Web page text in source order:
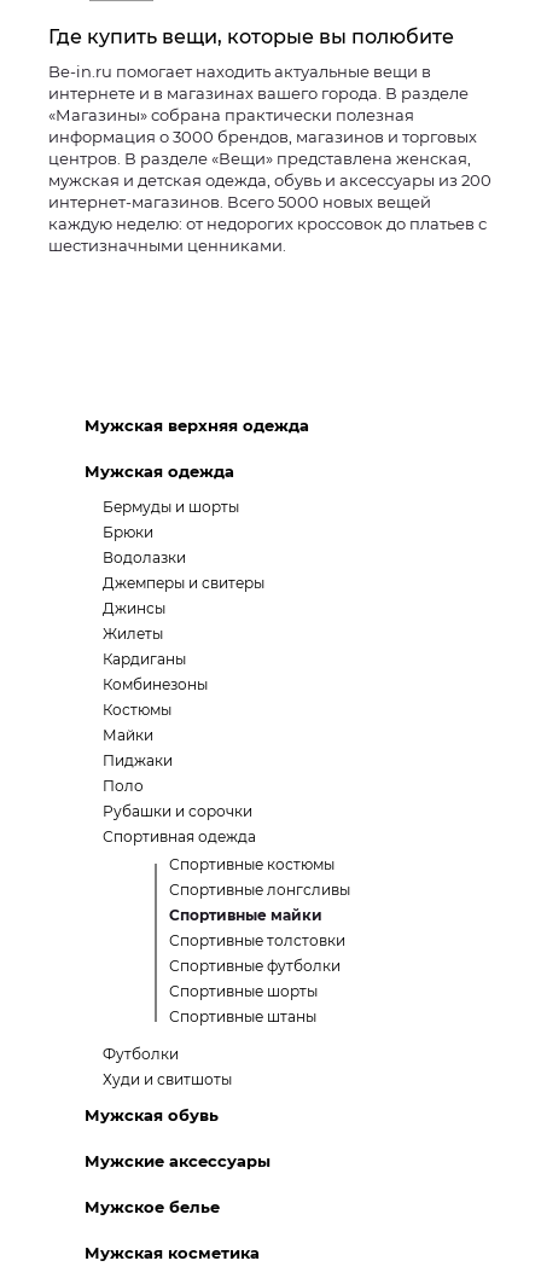
Где купить вещи, которые вы полюбите
Be-in.ru помогает находить актуальные вещи в
интернете и в магазинах вашего города. В разделе
«Магазины» собрана практически полезная
информация о 3000 брендов, магазинов и торговых
центров. В разделе «Вещи» представлена женская,
мужская и детская одежда, обувь и аксессуары из 200
интернет-магазинов. Всего 5000 новых вещей
каждую неделю: от недорогих кроссовок до платьев с
шестизначными ценниками.
Мужская верхняя одежда
Мужская одежда
Бермуды и шорты
Брюки
Водолазки
Джемперы и свитеры
Джинсы
Жилеты
Кардиганы
Комбинезоны
Костюмы
Майки
Пиджаки
Поло
Рубашки и сорочки
Спортивная одежда
Спортивные костюмы
Спортивные лонгсливы
Спортивные майки
Спортивные толстовки
Спортивные футболки
Спортивные шорты
Спортивные штаны
Футболки
Худи и свитшоты
Мужская обувь
Мужские аксессуары
Мужское белье
Мужская косметика